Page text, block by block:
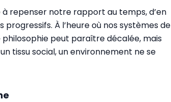
repenser notre rapport au temps, d’en
À l’heure où nos systèmes de
peut paraître décalée, mais
tissu social, un environnement ne se